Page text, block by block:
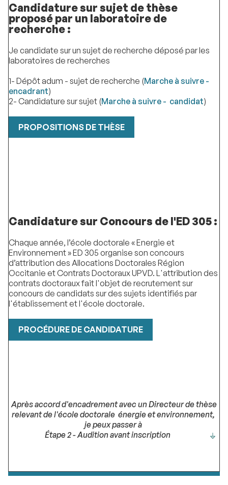
Candidature sur sujet de thèse
proposé par un laboratoire de
recherche :
Je candidate sur un sujet de recherche déposé par les
laboratoires de recherches
1- Dépôt adum - sujet de recherche (Marche à suivre -
encadrant)
2- Candidature sur sujet (Marche à suivre - candidat)
PROPOSITIONS DE THÈSE
Candidature sur Concours de l'ED 305 :
Chaque année, l’école doctorale « Energie et
Environnement » ED 305 organise son concours
d’attribution des Allocations Doctorales Région
Occitanie et Contrats Doctoraux UPVD. L'attribution des
contrats doctoraux fait l'objet de recrutement sur
concours de candidats sur des sujets identifiés par
l'établissement et l'école doctorale.
PROCÉDURE DE CANDIDATURE
Après accord d'encadrement avec un Directeur de thèse
relevant de l'école doctorale énergie et environnement,
je peux passer à
Étape 2 - Audition avant inscription